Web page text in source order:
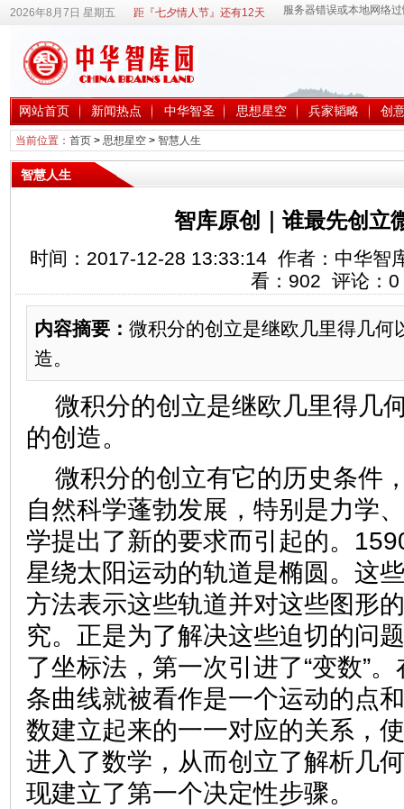
2026年8月7日 星期五 距『七夕情人节』还有12天
网站首页 新闻热点 中华智圣 思想星空 兵家韬略 创
当前位置： 首页> 思想星空> 智慧人生
智慧人生
智库原创｜谁最先创立
时间：2017-12-28 13:33:14 作者：中华智
看： 902 评论： 0
内容摘要： 微积分的创立是继欧几里得几何
造。
微积分的创立是继欧几里得几
的创造。
微积分的创立有它的历史条件
自然科学蓬勃发展，特别是力学
学提出了新的要求而引起的。
星绕太阳运动的轨道是椭圆。这
方法表示这些轨道并对这些图形
究。正是为了解决这些迫切的问
了坐标法，第一次引进了“变数”
条曲线就被看作是一个运动的点
数建立起来的一一对应的关系，
进入了数学，从而创立了解析几
现建立了第一个决定性步骤。